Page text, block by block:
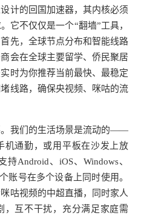
计的回国加速器，其内核必须
它不仅仅是一个“翻墙”工具，
先，全球节点分布和智能线路
会在全球主要留学、侨民聚居
时为你推荐当前最快、最稳定
线路，确保央视频、咪咕的流
。我们的生活场景是流动的——
机通勤，或用平板在沙发上放
Android、iOS、Windows、
账号在多个设备上同时使用。
咕视频的中超直播，同时家人
，互不干扰，充分满足家庭需